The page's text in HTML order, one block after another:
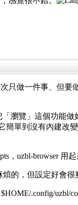
只做一件事、但
瀏覽」這個功能
簡單到沒有內建
uzbl-browser 用
的，但設定好會很
.config/uzbl/